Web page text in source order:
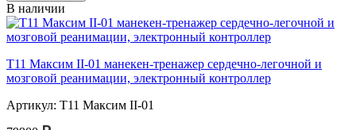
В наличии
Т11 Максим II-01 манекен-тренажер сердечно-легочной и
мозговой реанимации, электронный контроллер
Артикул: Т11 Максим II-01